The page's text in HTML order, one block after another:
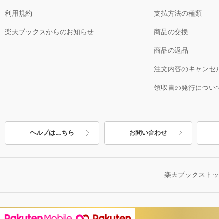
利用規約
楽天ブックスからのお知らせ
支払方法の種類
商品の交換
商品の返品
注文内容のキャンセ
領収書の発行につい
ヘルプはこちら お問い合わせ
楽天ブックスト